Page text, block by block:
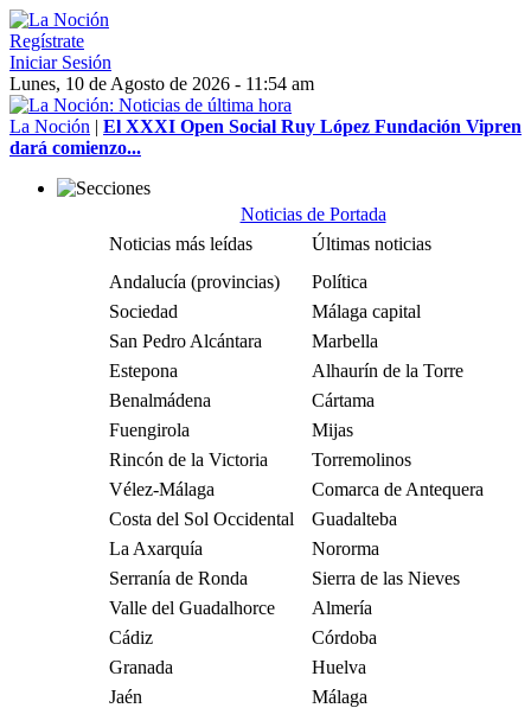
Regístrate
Iniciar Sesión
Lunes, 10 de Agosto de 2026 - 11:54 am
La Noción | El XXXI Open Social Ruy López Fundación Vipren
dará comienzo...
Noticias de Portada
Noticias más leídas
Últimas noticias
Andalucía (provincias)
Política
Sociedad
Málaga capital
San Pedro Alcántara
Marbella
Estepona
Alhaurín de la Torre
Benalmádena
Cártama
Fuengirola
Mijas
Rincón de la Victoria
Torremolinos
Vélez-Málaga
Comarca de Antequera
Costa del Sol Occidental
Guadalteba
La Axarquía
Nororma
Serranía de Ronda
Sierra de las Nieves
Valle del Guadalhorce
Almería
Cádiz
Córdoba
Granada
Huelva
Jaén
Málaga